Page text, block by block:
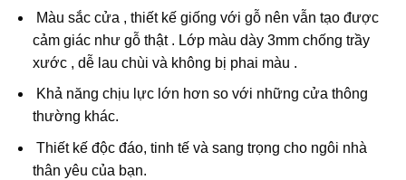
Màu sắc cửa , thiết kế giống với gỗ nên vẫn tạo được
cảm giác như gỗ thật . Lớp màu dày 3mm chống trầy
xước , dễ lau chùi và không bị phai màu .
Khả năng chịu lực lớn hơn so với những cửa thông
thường khác.
Thiết kế độc đáo, tinh tế và sang trọng cho ngôi nhà
thân yêu của bạn.